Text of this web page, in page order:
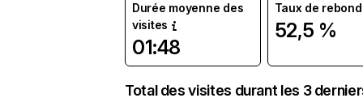
Durée moyenne des
visites
01:48
Taux de rebond
52,5 %
Total des visites durant les 3